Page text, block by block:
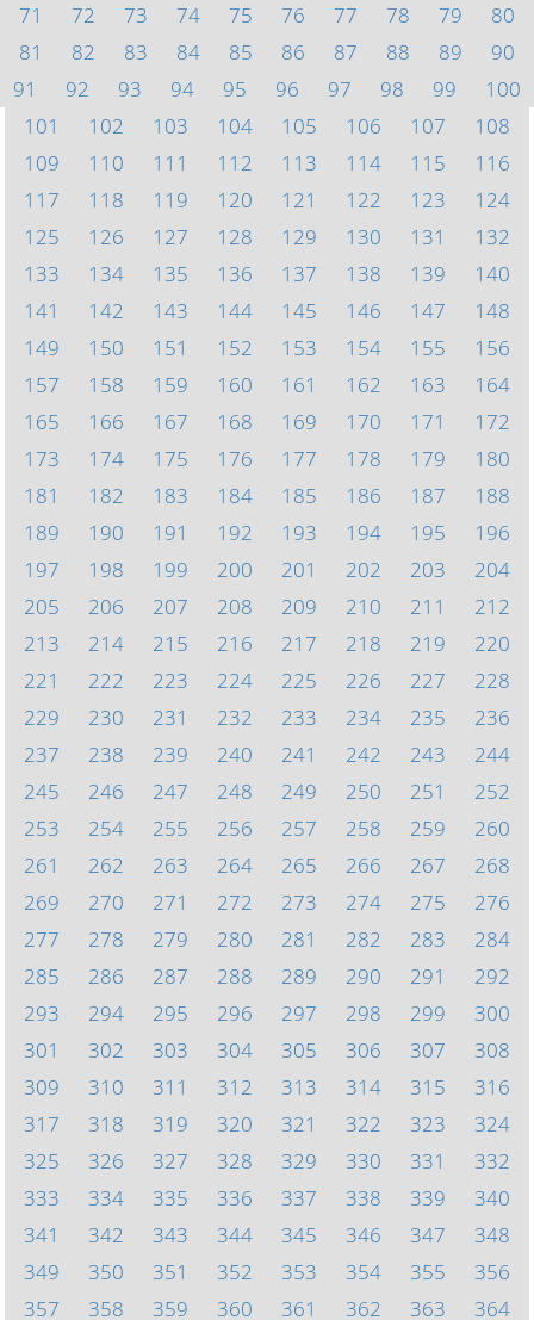
71
72 73 74 75 76 77 78 79
80
81
82 83 84 85 86 87 88 89
90
91
92 93 94 95 96 97 98 99
100
101
102 103 104 105 106 107
108
109
110 111 112 113 114 115
116
117
118 119 120 121 122 123
124
125
126 127 128 129 130 131
132
133
134 135 136 137 138 139
140
141
142 143 144 145 146 147
148
149
150 151 152 153 154 155
156
157
158 159 160 161 162 163
164
165
166 167 168 169 170 171
172
173
174 175 176 177 178 179
180
181
182 183 184 185 186 187
188
189
190 191 192 193 194 195
196
197
198 199 200 201 202 203
204
205
206 207 208 209 210 211
212
213
214 215 216 217 218 219
220
221
222 223 224 225 226 227
228
229
230 231 232 233 234 235
236
237
238 239 240 241 242 243
244
245
246 247 248 249 250 251
252
253
254 255 256 257 258 259
260
261
262 263 264 265 266 267
268
269
270 271 272 273 274 275
276
277
278 279 280 281 282 283
284
285
286 287 288 289 290 291
292
293
294 295 296 297 298 299
300
301
302 303 304 305 306 307
308
309
310 311 312 313 314 315
316
317
318 319 320 321 322 323
324
325
326 327 328 329 330 331
332
333
334 335 336 337 338 339
340
341
342 343 344 345 346 347
348
349
350 351 352 353 354 355
356
357
358 359 360 361 362 363 364